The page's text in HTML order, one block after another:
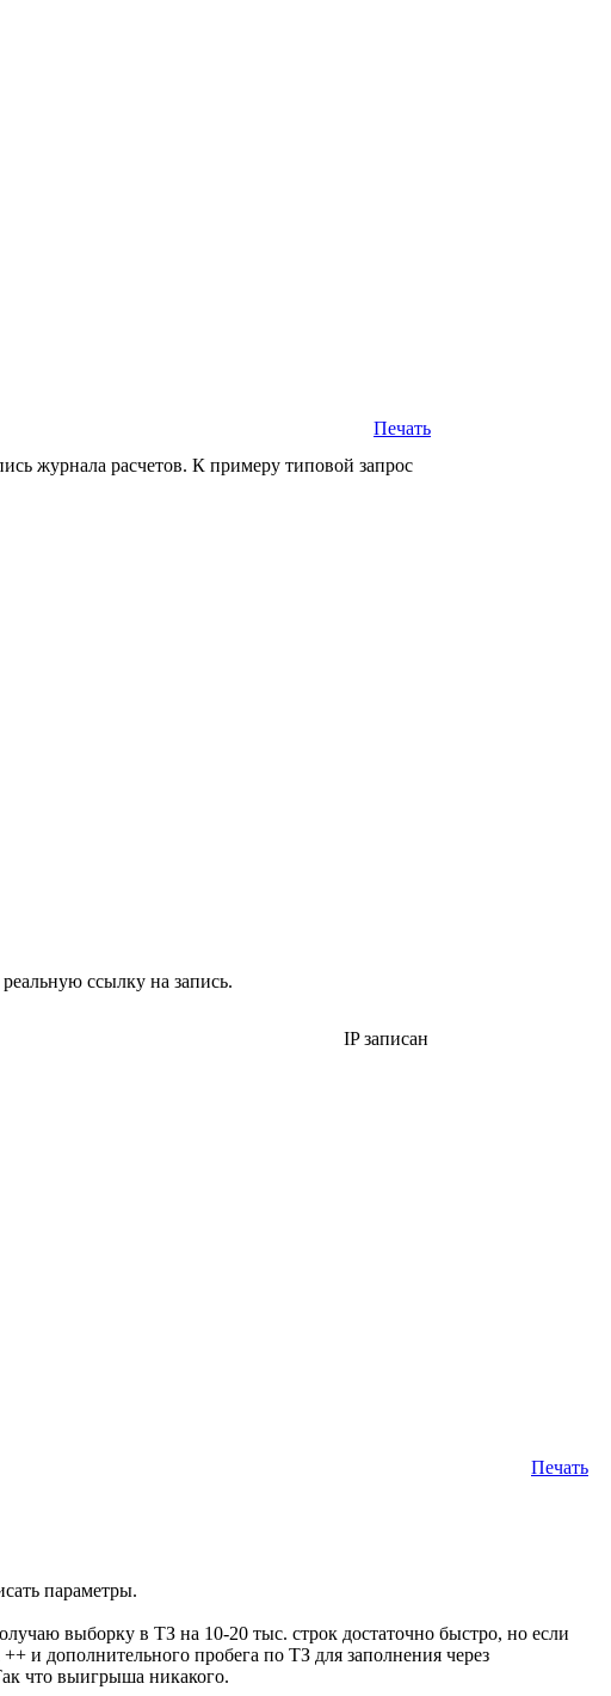
Печать
журнала расчетов. К примеру типовой запрос
ссылку на запись.
IP записан
Печать
параметры.
выборку в ТЗ на 10-20 тыс. строк достаточно быстро, но если
и дополнительного пробега по ТЗ для заполнения через
что выигрыша никакого.